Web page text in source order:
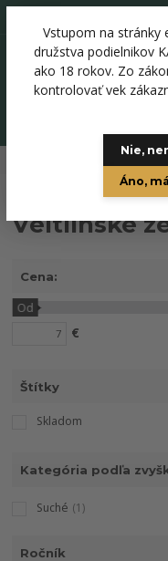
Vstupom na stránky
družstva podielnikov
ako 18 rokov. Zo
kontrolovať vek
Nie,
Áno,
Veltlínske
Cena:
€
Od
Štítky
Skladom
Kategória podľa
Suché (1)
Ročník